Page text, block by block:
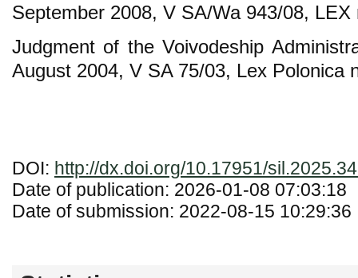
September 2008, V SA/Wa 943/08, LEX
Judgment of the Voivodeship
August 2004, V SA 75/03, Lex Polonica
DOI: http://dx.doi.org/10.17951/
Date of publication: 2026-01-08 07:03:18
Date of submission: 2022-08-15 10:29:36